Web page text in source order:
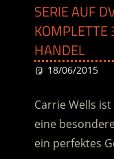
SERIE AUF
KOMPLETTE
HANDEL
18/06/2015
Carrie Wells
eine
ein perfektes